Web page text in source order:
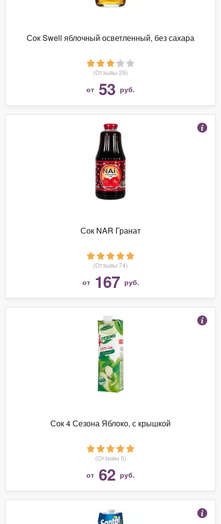
Сок Swell яблочный осветленный, без сахара
(Отзывы 29)
от 53 руб.
Сок NAR Гранат
(Отзывы 74)
от 167 руб.
Сок 4 Сезона Яблоко, с крышкой
(Отзывы 5)
от 62 руб.